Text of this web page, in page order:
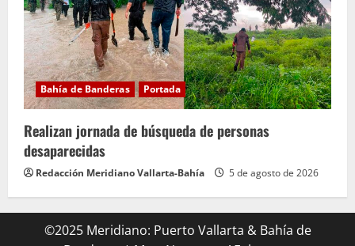
Bahía de Banderas Portada
Realizan jornada de búsqueda de personas
desaparecidas
Redacción Meridiano Vallarta-Bahía 5 de agosto de 2026
©2025 Meridiano: Puerto Vallarta & Bahía de